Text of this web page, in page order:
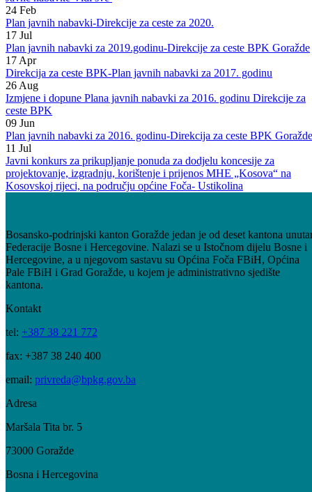
|
PDF
Javne nabavke
24 Feb
Plan javnih nabavki-Direkcije za ceste za 2020.
17 Jul
Plan javnih nabavki za 2019.godinu-Direkcije za ceste BPK Goražde
17Apr
Direkcija za ceste BPK-Plan javnih nabavki za 2017. godinu
26 Aug
Izmjene i dopune Plana javnih nabavki za 2016. godinu Direkcije za
ceste BPK
09 Jun
Plan javnih nabavki za 2016. godinu-Direkcija za ceste BPK Goražde
11 Jul